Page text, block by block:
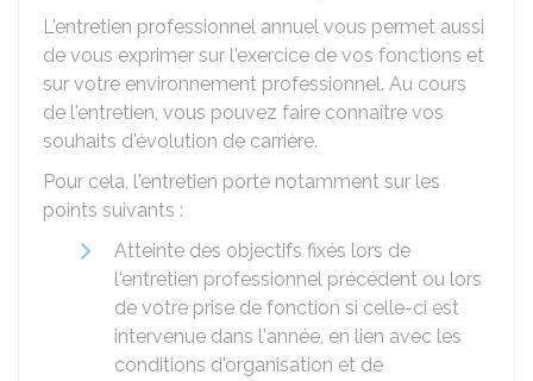
L'entretien professionnel annuel vous permet aussi
de vous exprimer sur l'exercice de vos fonctions et
sur votre environnement professionnel. Au cours
de l'entretien, vous pouvez faire connaître vos
souhaits d'évolution de carrière.
Pour cela, l'entretien porte notamment sur les
points suivants :
Atteinte des objectifs fixés lors de
l'entretien professionnel précédent ou lors
de votre prise de fonction si celle-ci est
intervenue dans l'année, en lien avec les
conditions d'organisation et de